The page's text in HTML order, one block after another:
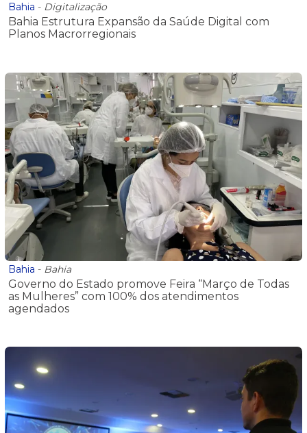
Bahia - Digitalização
Bahia Estrutura Expansão da Saúde Digital com
Planos Macrorregionais
Bahia - Bahia
Governo do Estado promove Feira “Março de Todas
as Mulheres” com 100% dos atendimentos
agendados